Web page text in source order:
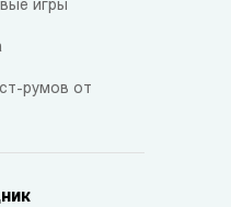
игры
румов от